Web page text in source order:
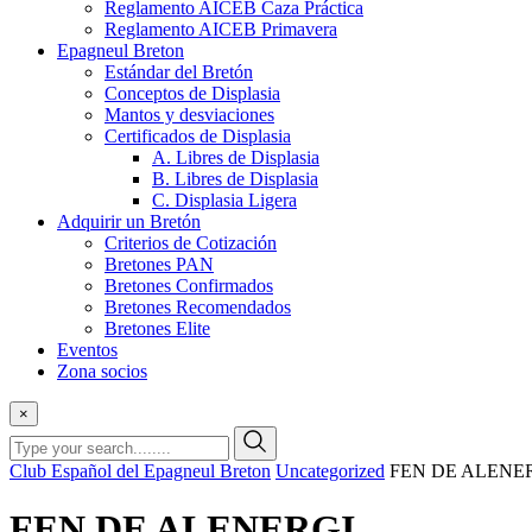
Reglamento AICEB Caza Práctica
Reglamento AICEB Primavera
Epagneul Breton
Estándar del Bretón
Conceptos de Displasia
Mantos y desviaciones
Certificados de Displasia
A. Libres de Displasia
B. Libres de Displasia
C. Displasia Ligera
Adquirir un Bretón
Criterios de Cotización
Bretones PAN
Bretones Confirmados
Bretones Recomendados
Bretones Elite
Eventos
Zona socios
×
Club Español del Epagneul Breton Uncategorized FEN DE